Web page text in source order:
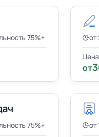
75%+ от
Цена
от
75%+ от